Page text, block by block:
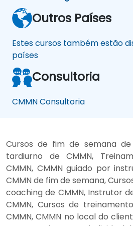
Outros Países
Estes cursos também estão
países
Consultoria
CMMN Consultoria
Cursos de fim de semana de
tardiurno de CMMN,
CMMN, CMMN guiado por
CMMN de fim de semana,
coaching de CMMN, Instrutor
CMMN, Cursos de
CMMN, CMMN no local do